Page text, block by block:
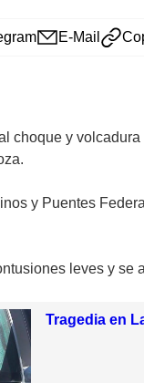
E-Mail
choque y
y Puentes
leves y
Tragedia en